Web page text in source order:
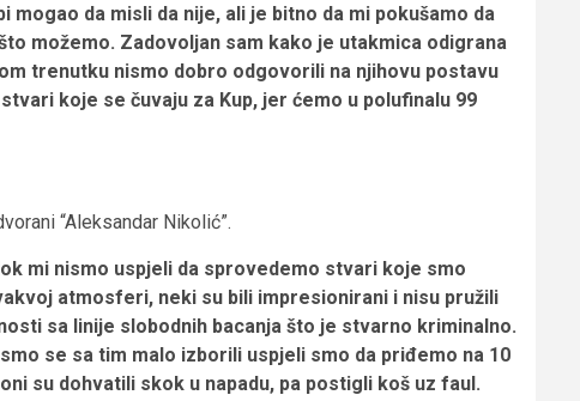
mogao da misli da nije, ali je bitno da mi pokušamo da
možemo. Zadovoljan sam kako je utakmica odigrana
trenutku nismo dobro odgovorili na njihovu postavu
koje se čuvaju za Kup, jer ćemo u polufinalu 99
“Aleksandar Nikolić”.
mi nismo uspjeli da sprovedemo stvari koje smo
atmosferi, neki su bili impresionirani i nisu pružili
sa linije slobodnih bacanja što je stvarno kriminalno.
se sa tim malo izborili uspjeli smo da priđemo na 10
su dohvatili skok u napadu, pa postigli koš uz faul.